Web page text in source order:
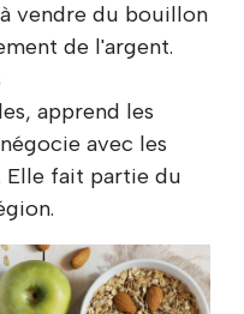
vendre du bouillon
de l'argent.
apprend les
avec les
Elle fait partie du